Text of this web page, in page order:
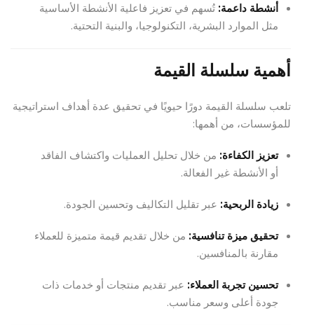
أنشطة داعمة: تُسهم في تعزيز فاعلية الأنشطة الأساسية
مثل الموارد البشرية، التكنولوجيا، والبنية التحتية.
أهمية سلسلة القيمة
تلعب سلسلة القيمة دورًا حيويًا في تحقيق عدة أهداف استراتيجية
للمؤسسات، من أهمها:
تعزيز الكفاءة: من خلال تحليل العمليات واكتشاف الفاقد
أو الأنشطة غير الفعالة.
زيادة الربحية: عبر تقليل التكاليف وتحسين الجودة.
تحقيق ميزة تنافسية: من خلال تقديم قيمة متميزة للعملاء
مقارنة بالمنافسين.
تحسين تجربة العملاء: عبر تقديم منتجات أو خدمات ذات
جودة أعلى وسعر مناسب.